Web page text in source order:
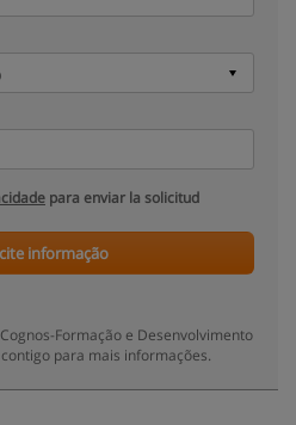
para enviar la solicitud
informação
Formação e Desenvolvimento
para mais informações.